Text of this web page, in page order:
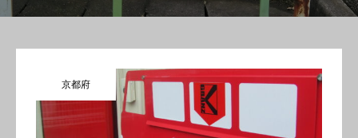
京都府